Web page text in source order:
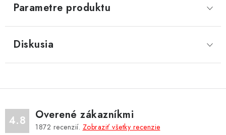
Parametre produktu
Diskusia
4.8 Overené zákazníkmi
1872 recenzií. Zobraziť všetky recenzie